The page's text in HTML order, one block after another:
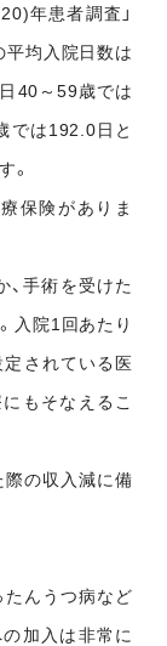
年患者調査」
平均入院日数は
40～59歳では
では192.0日と
。
保険がありま
、手術を受けた
入院1回あたり
されている医
もそなえるこ
際の収入減に備
たんうつ病など
加入は非常に